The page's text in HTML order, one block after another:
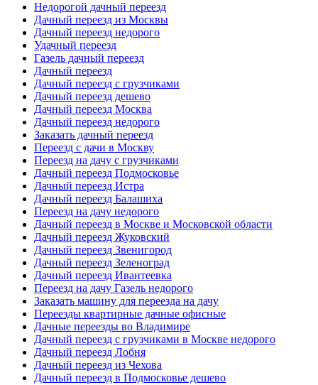
Недорогой дачный переезд
Дачный переезд из Москвы
Дачный переезд недорого
Удачный переезд
Газель дачный переезд
Дачный переезд
Дачный переезд с грузчиками
Дачный переезд дешево
Дачный переезд Москва
Дачный переезд недорого
Заказать дачный переезд
Переезд с дачи в Москву
Переезд на дачу с грузчиками
Дачный переезд Подмосковье
Дачный переезд Истра
Дачный переезд Балашиха
Переезд на дачу недорого
Дачный переезд в Москве и Московской области
Дачный переезд Жуковский
Дачный переезд Звенигород
Дачный переезд Зеленоград
Дачный переезд Ивантеевка
Переезд на дачу Газель недорого
Заказать машину для переезда на дачу
Переезды квартирные дачные офисные
Дачные переезды во Владимире
Дачный переезд с грузчиками в Москве недорого
Дачный переезд Лобня
Дачный переезд из Чехова
Дачный переезд в Подмосковье дешево